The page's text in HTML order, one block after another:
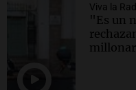
Viva la
"Es un